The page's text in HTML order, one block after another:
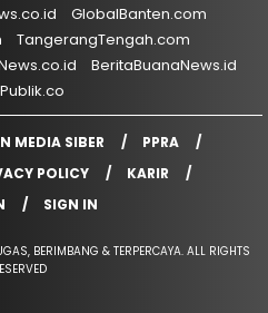
GlobalBanten.com
TangerangTengah.com
BeritaBuanaNews.id
MEDIA SIBER
PPRA
POLICY
KARIR
SIGN IN
BERIMBANG & TERPERCAYA. ALL RIGHTS